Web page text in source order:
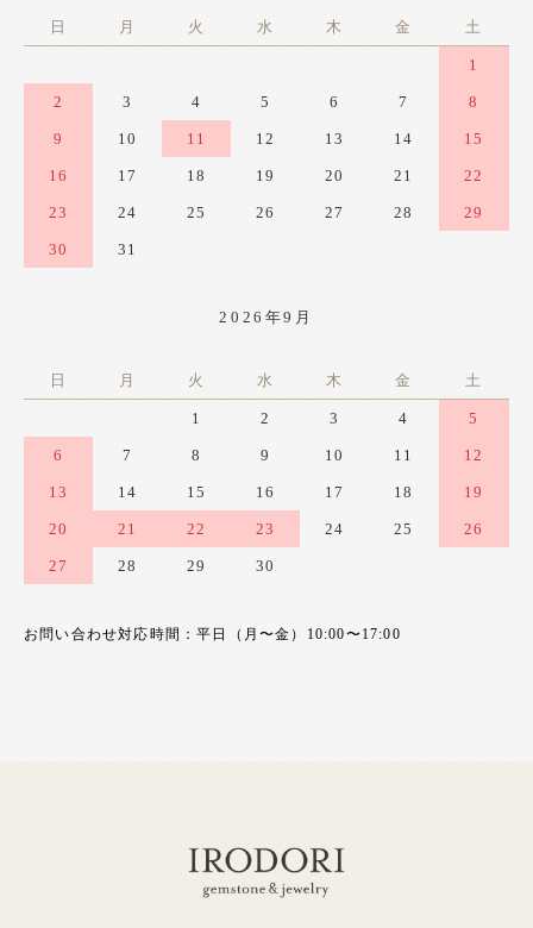
日 月 火 水 木 金 土
1
2 3 4 5 6 7 8
9 10 11 12 13 14 15
16 17 18 19 20 21 22
23 24 25 26 27 28 29
30 31
2026年9月
日 月 火 水 木 金 土
1 2 3 4 5
6 7 8 9 10 11 12
13 14 15 16 17 18 19
20 21 22 23 24 25 26
27 28 29 30
お問い合わせ対応時間：平日（月〜金）10:00〜17:00